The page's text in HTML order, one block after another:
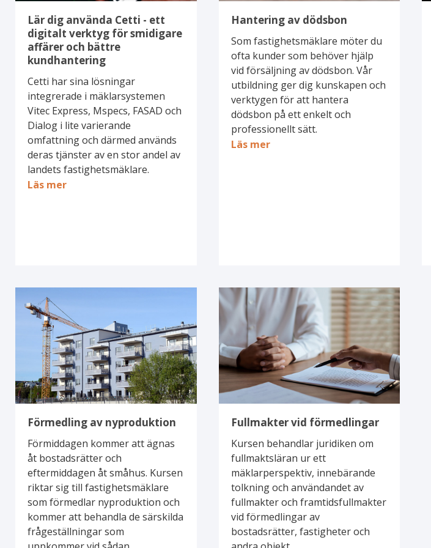
för
smidigare
affärer
bättre
kundhantering
Lär dig använda Cetti - ett
digitalt verktyg för smidigare
affärer och bättre
kundhantering
Cetti har sina lösningar
integrerade i mäklarsystemen
Vitec Express, Mspecs, FASAD och
Dialog i lite varierande
omfattning och därmed används
deras tjänster av en stor andel av
landets fastighetsmäklare.
Läs mer
Hantering av dödsbon
Som fastighetsmäklare möter du
ofta kunder som behöver hjälp
vid försäljning av dödsbon. Vår
utbildning ger dig kunskapen och
verktygen för att hantera
dödsbon på ett enkelt och
professionellt sätt.
Läs mer
nyproduktion
Förmedling av nyproduktion
Förmiddagen kommer att ägnas
åt bostadsrätter och
eftermiddagen åt småhus. Kursen
riktar sig till fastighetsmäklare
som förmedlar nyproduktion och
kommer att behandla de särskilda
frågeställningar som
vid
förmedlingar
Fullmakter vid förmedlingar
Kursen behandlar juridiken om
fullmaktsläran ur ett
mäklarperspektiv, innebärande
tolkning och användandet av
fullmakter och framtidsfullmakter
vid förmedlingar av
bostadsrätter, fastigheter och